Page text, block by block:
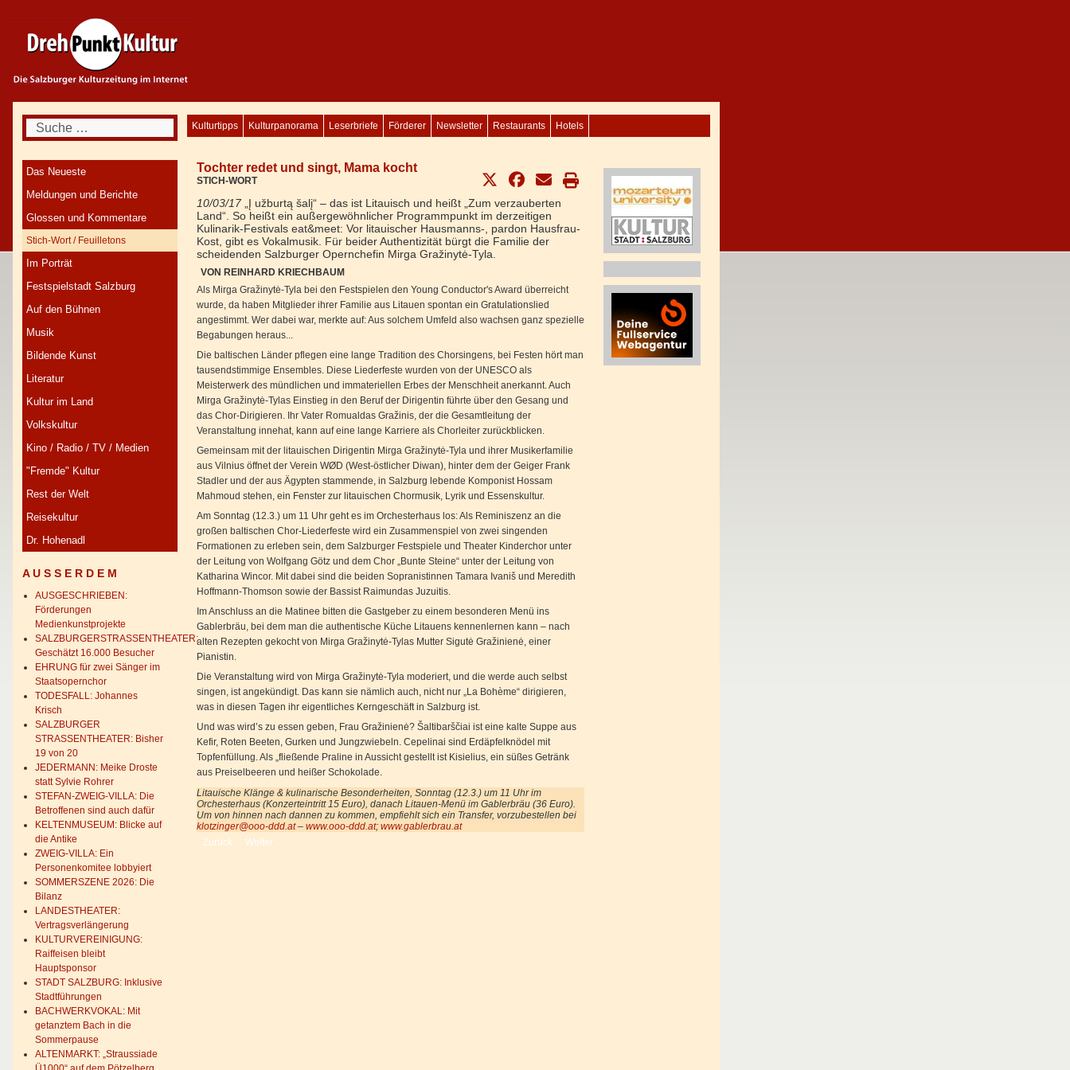
Suchen Hotels
Restaurants
Newsletter
Förderer
Leserbriefe
Kulturpanorama
Kulturtipps
Das Neueste
Meldungen und Berichte
Glossen und Kommentare
Stich-Wort / Feuilletons
Im Porträt
Festspielstadt Salzburg
Auf den Bühnen
Musik
Bildende Kunst
Literatur
Kultur im Land
Volkskultur
Kino / Radio / TV / Medien
"Fremde" Kultur
Rest der Welt
Reisekultur
Dr. Hohenadl
A U S S E R D E M
AUSGESCHRIEBEN:
Förderungen
Medienkunstprojekte
SALZBURGERSTRASSENTHEATER:
Geschätzt 16.000 Besucher
EHRUNG für zwei Sänger im
Staatsopernchor
TODESFALL: Johannes
Krisch
SALZBURGER
STRASSENTHEATER: Bisher
19 von 20
JEDERMANN: Meike Droste
statt Sylvie Rohrer
STEFAN-ZWEIG-VILLA: Die
Betroffenen sind auch dafür
KELTENMUSEUM: Blicke auf
die Antike
ZWEIG-VILLA: Ein
Personenkomitee lobbyiert
SOMMERSZENE 2026: Die
Bilanz
LANDESTHEATER:
Vertragsverlängerung
KULTURVEREINIGUNG:
Raiffeisen bleibt
Hauptsponsor
STADT SALZBURG: Inklusive
Stadtführungen
BACHWERKVOKAL: Mit
getanztem Bach in die
Sommerpause
ALTENMARKT: „Straussiade
Tochter redet und singt, Mama kocht
STICH-WORT
10/03/17„Į užburtą šalį“ – das ist Litauisch und heißt „Zum verzauberten
Land“. So heißt ein außergewöhnlicher Programmpunkt im derzeitigen
Kulinarik-Festivals eat&meet: Vor litauischer Hausmanns-, pardon Hausfrau-
Kost, gibt es Vokalmusik. Für beider Authentizität bürgt die Familie der
scheidenden Salzburger Opernchefin Mirga Gražinytė-Tyla.
VON REINHARD KRIECHBAUM
Als Mirga Gražinytė-Tyla bei den Festspielen den Young Conductor's Award überreicht
wurde, da haben Mitglieder ihrer Familie aus Litauen spontan ein Gratulationslied
angestimmt. Wer dabei war, merkte auf: Aus solchem Umfeld also wachsen ganz spezielle
Begabungen heraus...
Die baltischen Länder pflegen eine lange Tradition des Chorsingens, bei Festen hört man
tausendstimmige Ensembles. Diese Liederfeste wurden von der UNESCO als
Meisterwerk des mündlichen und immateriellen Erbes der Menschheit anerkannt. Auch
Mirga Gražinytė-Tylas Einstieg in den Beruf der Dirigentin führte über den Gesang und
das Chor-Dirigieren. Ihr Vater Romualdas Gražinis, der die Gesamtleitung der
Veranstaltung innehat, kann auf eine lange Karriere als Chorleiter zurückblicken.
Gemeinsam mit der litauischen Dirigentin Mirga Gražinytė-Tyla und ihrer Musikerfamilie
aus Vilnius öffnet der Verein WØD (West-östlicher Diwan), hinter dem der Geiger Frank
Stadler und der aus Ägypten stammende, in Salzburg lebende Komponist Hossam
Mahmoud stehen, ein Fenster zur litauischen Chormusik, Lyrik und Essenskultur.
Am Sonntag (12.3.) um 11 Uhr geht es im Orchesterhaus los: Als Reminiszenz an die
großen baltischen Chor-Liederfeste wird ein Zusammenspiel von zwei singenden
Formationen zu erleben sein, dem Salzburger Festspiele und Theater Kinderchor unter
der Leitung von Wolfgang Götz und dem Chor „Bunte Steine“ unter der Leitung von
Katharina Wincor. Mit dabei sind die beiden Sopranistinnen Tamara Ivaniš und Meredith
Hoffmann-Thomson sowie der Bassist Raimundas Juzuitis.
Im Anschluss an die Matinee bitten die Gastgeber zu einem besonderen Menü ins
Gablerbräu, bei dem man die authentische Küche Litauens kennenlernen kann – nach
alten Rezepten gekocht von Mirga Gražinytė-Tylas Mutter Sigutė Gražinienė, einer
Pianistin.
Die Veranstaltung wird von Mirga Gražinytė-Tyla moderiert, und die werde auch selbst
singen, ist angekündigt. Das kann sie nämlich auch, nicht nur „La Bohème“ dirigieren,
was in diesen Tagen ihr eigentliches Kerngeschäft in Salzburg ist.
Und was wird’s zu essen geben, Frau Gražinienė? Šaltibarščiai ist eine kalte Suppe aus
Kefir, Roten Beeten, Gurken und Jungzwiebeln. Cepelinai sind Erdäpfelknödel mit
Topfenfüllung. Als „fließende Praline in Aussicht gestellt ist Kisielius, ein süßes Getränk
aus Preiselbeeren und heißer Schokolade.
Litauische Klänge & kulinarische Besonderheiten, Sonntag (12.3.) um 11 Uhr im
Orchesterhaus (Konzerteintritt 15 Euro), danach Litauen-Menü im Gablerbräu (36 Euro).
Um von hinnen nach dannen zu kommen, empfiehlt sich ein Transfer, vorzubestellen bei
klotzinger@ooo-ddd.at– www.ooo-ddd.at; www.gablerbrau.at
Vorheriger Beitrag: Voll durchleuchtet, auch online
Zurück Nächster Beitrag: Dienstbare Geisterinnen
Weiter